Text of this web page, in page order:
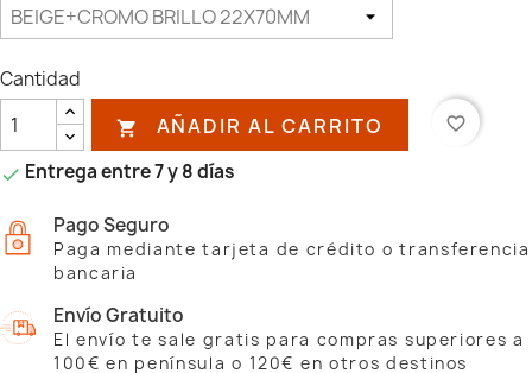
Cantidad
 AÑADIR AL CARRITO favorite_border
 Entrega entre 7 y 8 días
Pago Seguro
Paga mediante tarjeta de crédito o transferencia
bancaria
Envío Gratuito
El envío te sale gratis para compras superiores a
100€ en península o 120€ en otros destinos